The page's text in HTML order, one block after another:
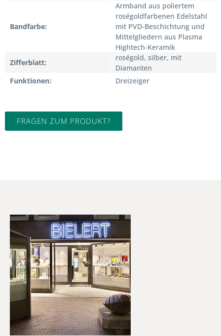
Bandfarbe
Armband aus poliertem
roségoldfarbenen Edelstahl
mit PVD-Beschichtung und
Mittelgliedern aus Plasma
Hightech-Keramik
Zifferblatt
roségold, silber, mit
Diamanten
Funktionen
Dreizeiger
FRAGEN ZUM PRODUKT?